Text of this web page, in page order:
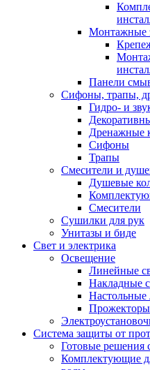
Монтажные
Панели
Сифоны, трапы,
Гидро- и
Дренажные
Сифоны
Трапы
Смесители и
Душевые
Смесители
Сушилки для рук
Унитазы и биде
Свет и электрика
Освещение
Линейные
Накладные
Прожекторы
Система защиты от
Готовые решения
Комплектующие